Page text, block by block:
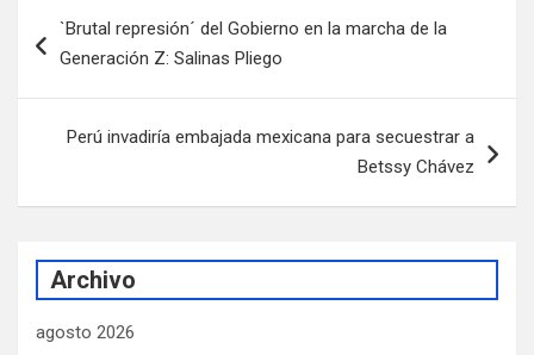
de
`Brutal represión´ del Gobierno en la marcha de la
Generación Z: Salinas Pliego
Perú invadiría embajada mexicana para secuestrar a
Betssy Chávez
Archivo
agosto 2026